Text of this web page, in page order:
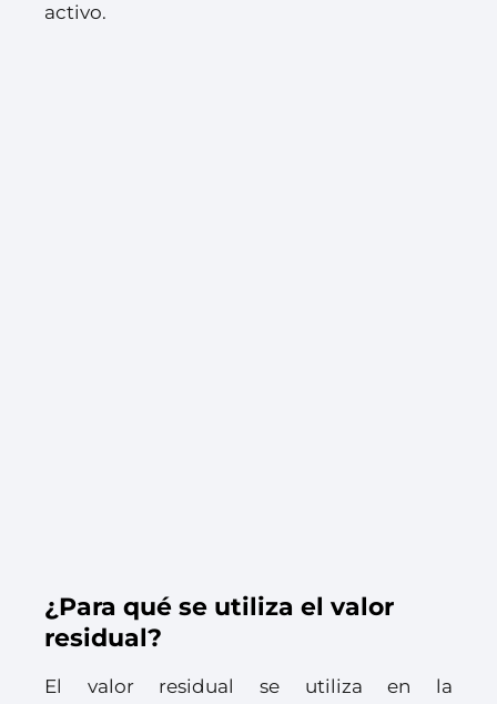
activo.
¿Para qué se utiliza el valor
residual?
El valor residual se utiliza en la